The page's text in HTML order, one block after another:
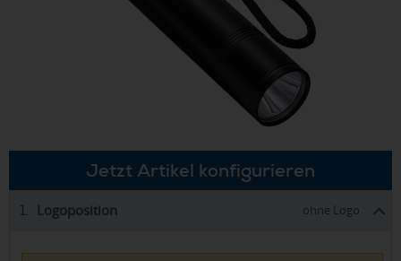
Jetzt Artikel konfigurieren
1. Logoposition ohne Logo